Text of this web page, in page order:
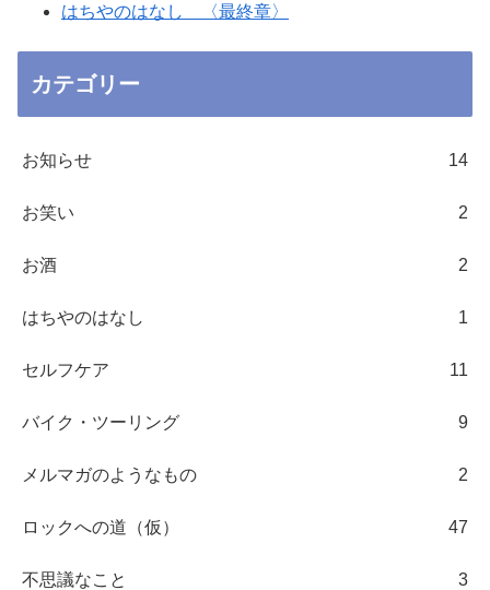
はちやのはなし 〈最終章〉
カテゴリー
お知らせ 14
お笑い 2
お酒 2
はちやのはなし 1
セルフケア 11
バイク・ツーリング 9
メルマガのようなもの 2
ロックへの道（仮） 47
不思議なこと 3